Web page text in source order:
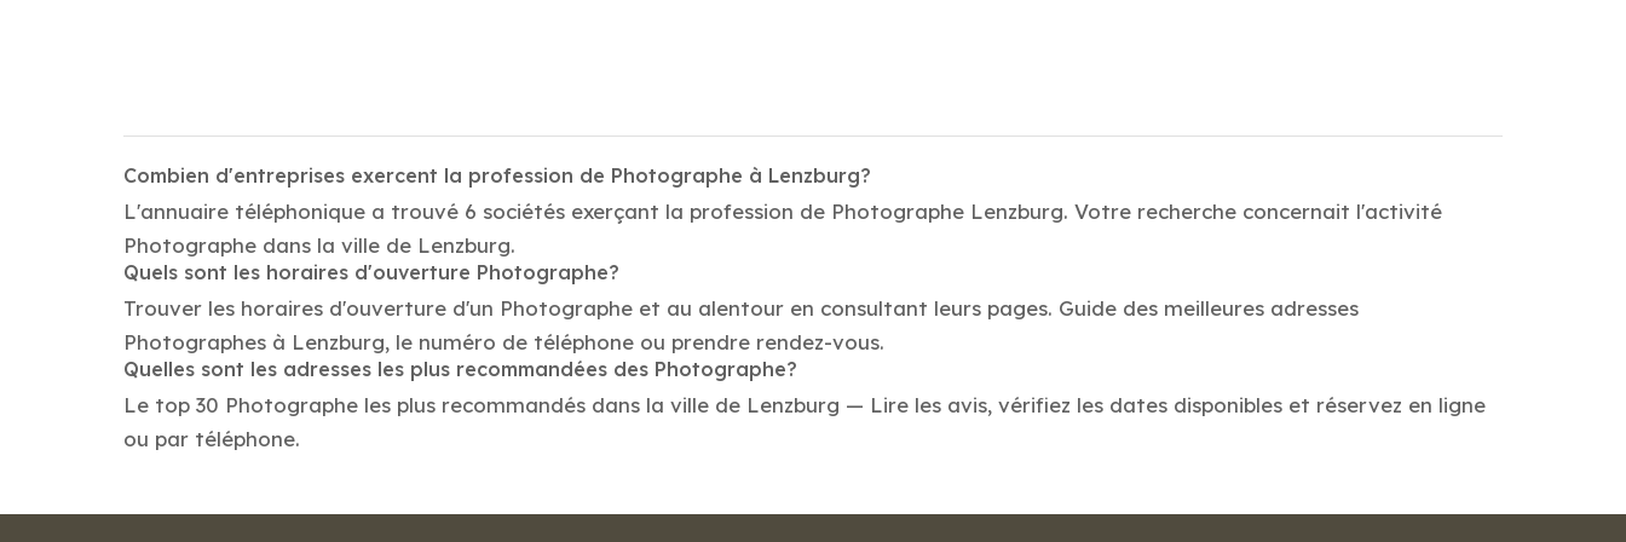
Combien d'entreprises exercent la profession de Photographe à Lenzburg?
L'annuaire téléphonique a trouvé 6 sociétés exerçant la profession de Photographe Lenzburg. Votre recherche concernait l'activité
Photographe dans la ville de Lenzburg.
Quels sont les horaires d'ouverture Photographe?
Trouver les horaires d'ouverture d'un Photographe et au alentour en consultant leurs pages. Guide des meilleures adresses
Photographes à Lenzburg, le numéro de téléphone ou prendre rendez-vous.
Quelles sont les adresses les plus recommandées des Photographe?
Le top 30 Photographe les plus recommandés dans la ville de Lenzburg — Lire les avis, vérifiez les dates disponibles et réservez en ligne
ou par téléphone.